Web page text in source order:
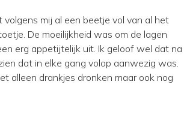
mij al een beetje vol van al het
De moeilijkheid was om de lagen
erg appetijtelijk uit. Ik geloof wel dat na
dat in elke gang volop aanwezig was.
alleen drankjes dronken maar ook nog